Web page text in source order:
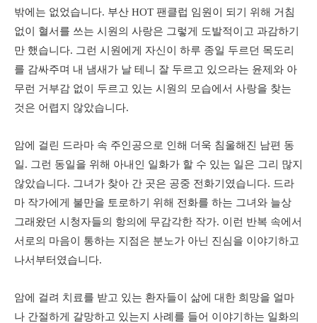
밖에는 없었습니다. 부산 HOT 팬클럽 임원이 되기 위해 거침
없이 혈서를 쓰는 시원의 사랑은 그렇게 도발적이고 과감하기
만 했습니다. 그런 시원에게 자신이 하루 종일 두르던 목도리
를 감싸주며 내 냄새가 날 테니 잘 두르고 있으라는 윤제와 아
무런 거부감 없이 두르고 있는 시원의 모습에서 사랑을 찾는
것은 어렵지 않았습니다.
암에 걸린 드라마 속 주인공으로 인해 더욱 침울해진 남편 동
일. 그런 동일을 위해 아내인 일화가 할 수 있는 일은 그리 많지
않았습니다. 그녀가 찾아 간 곳은 공중 전화기였습니다. 드라
마 작가에게 불만을 토로하기 위해 전화를 하는 그녀와 늘상
그래왔던 시청자들의 항의에 무감각한 작가. 이런 반복 속에서
서로의 마음이 통하는 지점은 분노가 아닌 진심을 이야기하고
나서부터였습니다.
암에 걸려 치료를 받고 있는 환자들이 삶에 대한 희망을 얼마
나 간절하게 갈망하고 있는지 사례를 들어 이야기하는 일화의